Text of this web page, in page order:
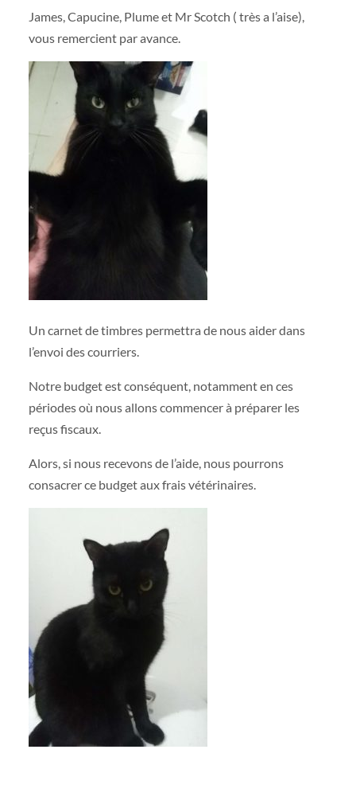
James, Capucine, Plume et Mr Scotch ( très a l’aise),
vous remercient par avance.
Un carnet de timbres permettra de nous aider dans
l’envoi des courriers.
Notre budget est conséquent, notamment en ces
périodes où nous allons commencer à préparer les
reçus fiscaux.
Alors, si nous recevons de l’aide, nous pourrons
consacrer ce budget aux frais vétérinaires.